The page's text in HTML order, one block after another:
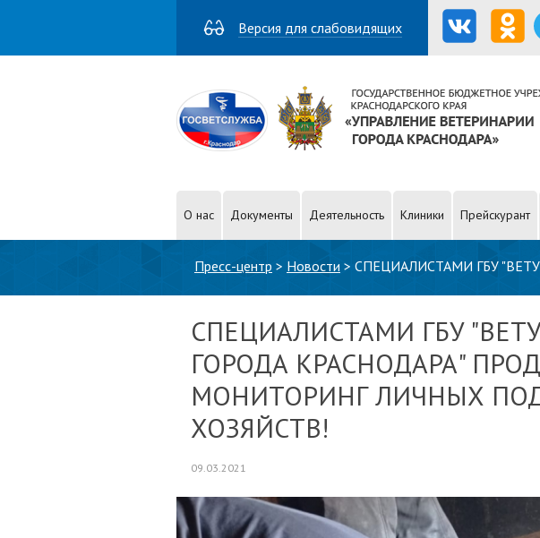
Версия для слабовидящих
О нас Документы Деятельность Клиники Прейскурант
Пресс-центр > Новости > СПЕЦИАЛИСТАМИ ГБУ
СПЕЦИАЛИСТАМИ ГБУ
ГОРОДА КРАСНОДАРА"
МОНИТОРИНГ ЛИЧНЫХ
ХОЗЯЙСТВ!
09.03.2021